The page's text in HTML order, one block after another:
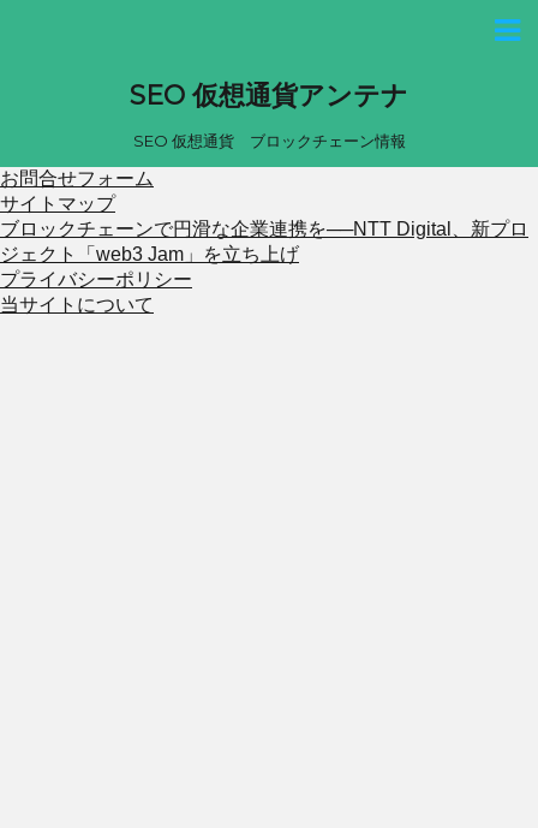
SEO 仮想通貨アンテナ
SEO 仮想通貨 ブロックチェーン情報
お問合せフォーム
サイトマップ
ブロックチェーンで円滑な企業連携を──NTT Digital、新プロ
ジェクト「web3 Jam」を立ち上げ
プライバシーポリシー
当サイトについて